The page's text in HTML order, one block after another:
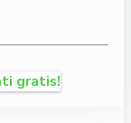
gratis!